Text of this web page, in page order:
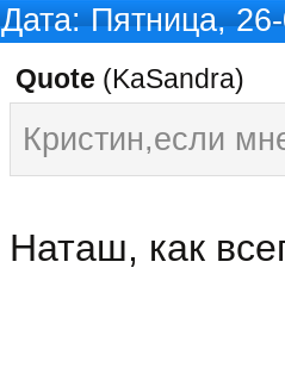
Дата: Пятница,
Quote (KaSandra)
Кристин,если
Наташ, как